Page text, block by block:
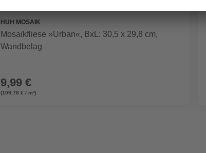
HUH MOSAIK
Mosaikfliese »Urban«, BxL: 30,5 x 29,8 cm,
Wandbelag
9,99 €
(109,78 € / m²)